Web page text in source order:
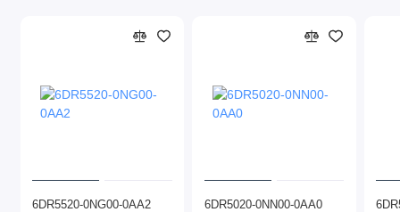
6DR5520-0NG00-0AA2 6DR5020-0NN00-0AA0